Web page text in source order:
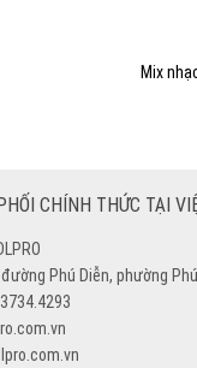
Mix
CHÍNH THỨC TẠI
Phú Diễn, phường